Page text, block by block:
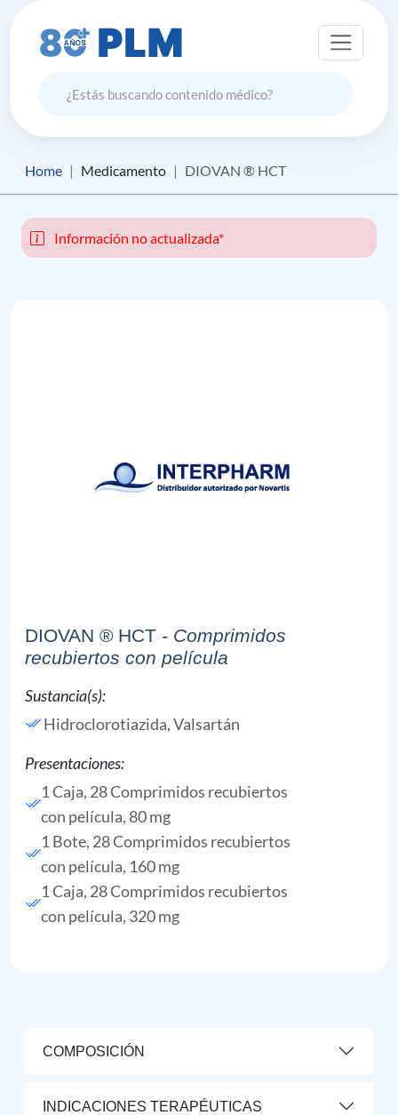
Home Medicamento DIOVAN ® HCT
Información no actualizada*
DIOVAN ® HCT - Comprimidos
recubiertos con película
Sustancia(s):
Hidroclorotiazida,Valsartán
Presentaciones:
1 Caja, 28 Comprimidos recubiertos
con película, 80 mg
1 Bote, 28 Comprimidos recubiertos
con película, 160 mg
1 Caja, 28 Comprimidos recubiertos
con película, 320 mg
COMPOSICIÓN
INDICACIONES TERAPÉUTICAS